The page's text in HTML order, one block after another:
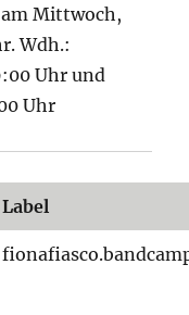
Mittwoch,
Wdh.:
Uhr und
Uhr
Label